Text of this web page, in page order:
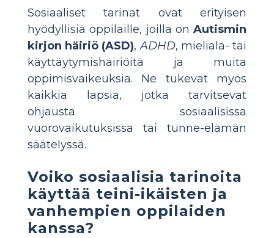
Sosiaaliset tarinat ovat erityisen
hyödyllisiä oppilaille, joilla on Autismin
kirjon häiriö (ASD),ADHD, mieliala- tai
käyttäytymishäiriöitä ja muita
oppimisvaikeuksia. Ne tukevat myös
kaikkia lapsia, jotka tarvitsevat
ohjausta sosiaalisissa
vuorovaikutuksissa tai tunne-elämän
säätelyssä.
Voiko sosiaalisia tarinoita
käyttää teini-ikäisten ja
vanhempien oppilaiden
kanssa?